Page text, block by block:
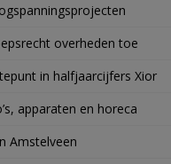
overheden toe
in halfjaarcijfers Xior
apparaten en horeca
Amstelveen